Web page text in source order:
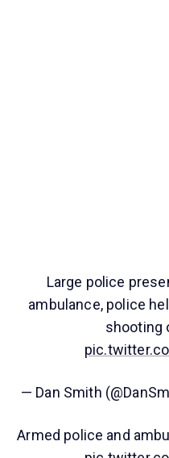
Large police
ambulance, police
shooting
— Dan Smith
Armed police and